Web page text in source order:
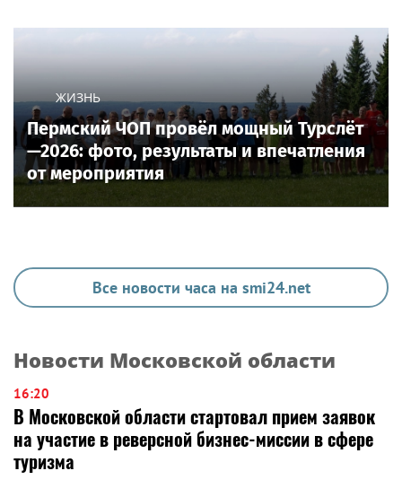
ЖИЗНЬ
Пермский ЧОП провёл мощный Турслёт
—2026: фото, результаты и впечатления
от мероприятия
Все новости часа на smi24.net
Новости Московской области
16:20
В Московской области стартовал прием заявок
на участие в реверсной бизнес-миссии в сфере
туризма